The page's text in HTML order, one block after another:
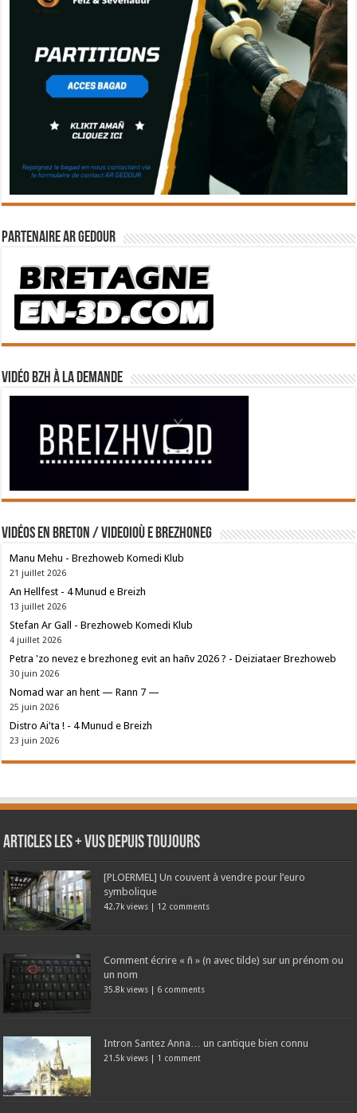
Partenaire Ar Gedour
Vidéo BZH à la demande
Vidéos en breton / Videoioù e brezhoneg
Manu Mehu - Brezhoweb Komedi Klub
21 juillet 2026
An Hellfest - 4 Munud e Breizh
13 juillet 2026
Stefan Ar Gall - Brezhoweb Komedi Klub
4 juillet 2026
Petra 'zo nevez e brezhoneg evit an hañv 2026 ? - Deiziataer Brezhoweb
30 juin 2026
Nomad war an hent — Rann 7 —
25 juin 2026
Distro Ai'ta ! - 4 Munud e Breizh
23 juin 2026
Articles les + vus depuis toujours
[PLOERMEL] Un couvent à vendre pour l’euro
symbolique
42.7k views | 12 comments
Comment écrire « ñ » (n avec tilde) sur un prénom ou
un nom
35.8k views | 6 comments
Intron Santez Anna… un cantique bien connu
21.5k views | 1 comment